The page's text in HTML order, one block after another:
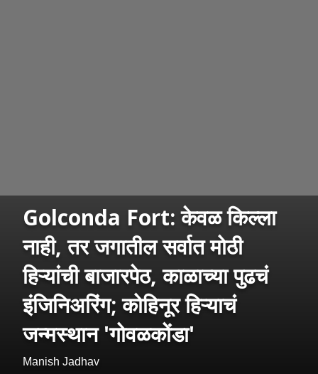
Golconda Fort: केवळ किल्ला
नाही, तर जगातील सर्वात मोठी
हिऱ्यांची बाजारपेठ, काळाच्या पुढचं
इंजिनिअरिंग; कोहिनूर हिऱ्याचं
जन्मस्थान 'गोवळकोंडा'
Manish Jadhav